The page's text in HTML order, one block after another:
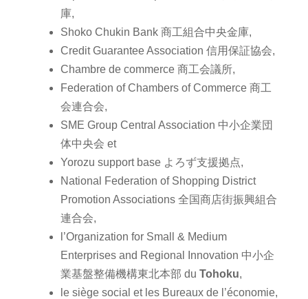
庫,
Shoko Chukin Bank 商工組合中央金庫,
Credit Guarantee Association 信用保証協会,
Chambre de commerce 商工会議所,
Federation of Chambers of Commerce 商工
会連合会,
SME Group Central Association 中小企業団
体中央会 et
Yorozu support base よろず支援拠点,
National Federation of Shopping District
Promotion Associations 全国商店街振興組合
連合会,
l’Organization for Small & Medium
Enterprises and Regional Innovation 中小企
業基盤整備機構東北本部 du Tohoku,
le siège social et les Bureaux de l’économie,